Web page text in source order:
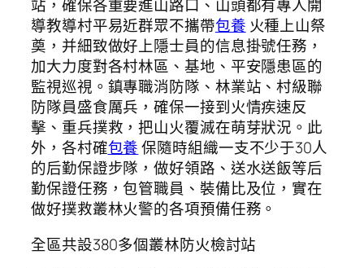
站，確保各重要進山路口、山頭都有專人開
導教導村平易近群眾不攜帶包養 火種上山祭
奠，并細致做好上隱士員的信息掛號任務，
加大力度對各村林區、基地、平安隱患區的
監視巡視。鎮專職消防隊、林業站、村級聯
防隊員盛食厲兵，確保一接到火情疾速反
擊、重兵撲救，把山火覆滅在萌芽狀況。此
外，各村確包養保隨時組織一支不少于30人
的后勤保證步隊，做好領路、送水送飯等后
勤保證任務，包管職員、裝備比及位，實在
做好撲救叢林火警的各項預備任務。
全區共設380多個叢林防火檢討站